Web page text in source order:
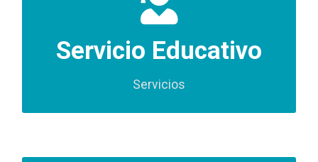
Servicio Educativo
Servicios
Inicial hasta bachillerato.